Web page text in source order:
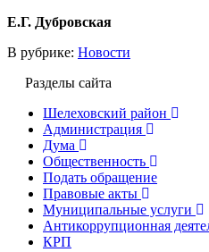
Е.Г. Дубровская
В рубрике: Новости
Разделы сайта
Шелеховский район
Администрация
Дума
Общественность
Подать обращение
Правовые акты
Муниципальные услуги
Антикоррупционная
КРП